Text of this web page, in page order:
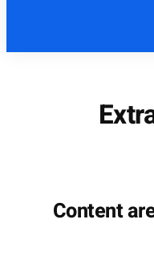
Content